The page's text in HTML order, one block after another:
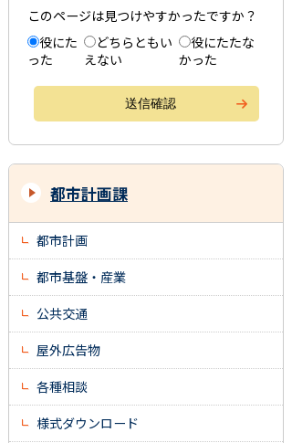
このページは見つけやすかったですか？
役にた
った
どちらともい
えない
役にたたな
かった
都市計画課
都市計画
都市基盤・産業
公共交通
屋外広告物
各種相談
様式ダウンロード